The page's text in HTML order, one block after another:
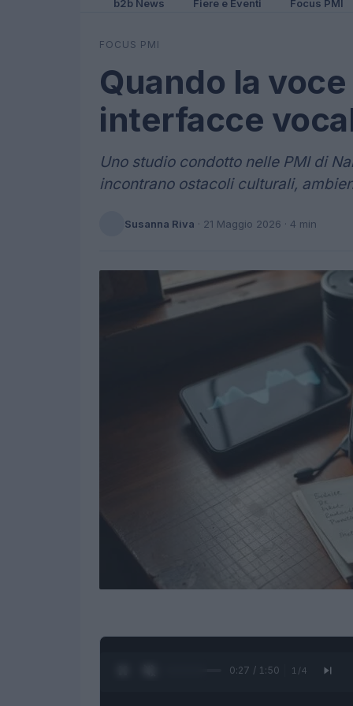
b2b News Fiere e Eventi Focus PMI
FOCUS PMI
Quando la
interfacce
Uno studio condotto nelle PMI di
incontrano ostacoli culturali,
Susanna Riva · 21 Maggio 2026 · 4 min
0:28 / 1:50 1 /4